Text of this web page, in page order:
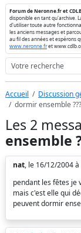
Forum de Neronne.fr et
disponible en tant qu'archive.
d'utiliser toute autre
les anciens messages et
au fil des années et espérons
www.neronne.fret
Accueil
Discussion
dormir ensemble ???
Les 2
ensemble
nat, le 16/12/2004
pendant les fêtes je
mais c'est elle qui
peuvent dormir